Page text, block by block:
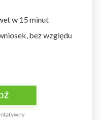
w 15 minut
bez względu